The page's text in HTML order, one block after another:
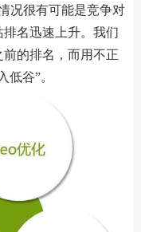
况很有可能是竞争对
名迅速上升。我们
的排名，而用不正
低谷”。